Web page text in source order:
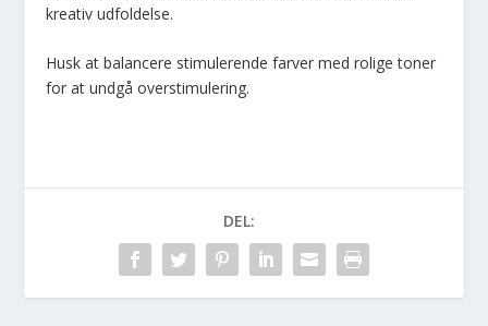
kreativ udfoldelse.
Husk at balancere stimulerende farver med rolige toner
for at undgå overstimulering.
DEL: